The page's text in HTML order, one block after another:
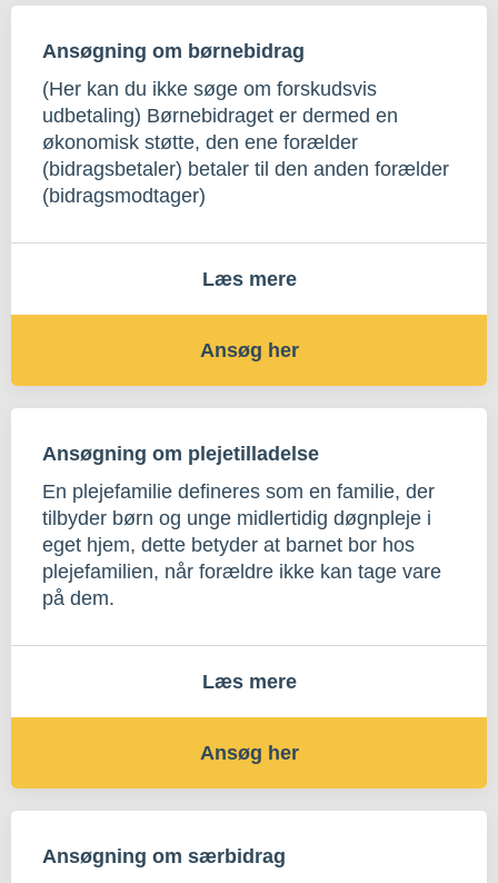
Ansøgning om børnebidrag
(Her kan du ikke søge om forskudsvis
udbetaling) Børnebidraget er dermed en
økonomisk støtte, den ene forælder
(bidragsbetaler) betaler til den anden forælder
(bidragsmodtager)
Læs mere
Ansøg her
Ansøgning om plejetilladelse
En plejefamilie defineres som en familie, der
tilbyder børn og unge midlertidig døgnpleje i
eget hjem, dette betyder at barnet bor hos
plejefamilien, når forældre ikke kan tage vare
på dem.
Læs mere
Ansøg her
Ansøgning om særbidrag